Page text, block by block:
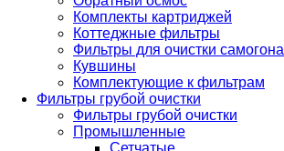
Комплекты картриджей
Коттеджные фильтры
Фильтры для очистки самогона
Кувшины
Комплектующие к фильтрам
Фильтры грубой очистки
Фильтры грубой очистки
Промышленные